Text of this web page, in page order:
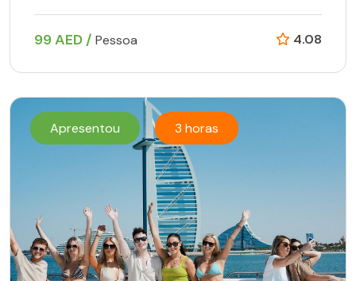
99 AED / Pessoa 4.08
Apresentou 3 horas